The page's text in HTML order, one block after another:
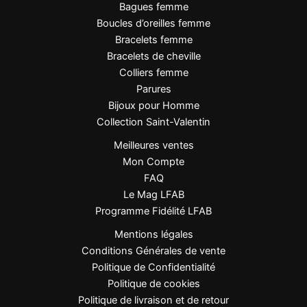
Nettoyer avec un chiffon doux
Éviter parfums, lotions et produits chimiques
Ranger à l’abri de l’humidité
L’acier inoxydable garantit une excellente tenue dans
le temps et une brillance durable.
Le collier résiste-t-il à l’eau ?
Oui, l’acier inoxydable doré est résistant à l’eau et ne
La chaîne est-elle incluse ?
Oui, le collier est complet avec sa chaîne de 45 cm.
Bagues femme
Boucles d’oreilles femme
Bracelets femme
Bracelets de cheville
Colliers femme
Parures
Bijoux pour Homme
Collection Saint-Valentin
Meilleures ventes
Mon Compte
FAQ
Le Mag LFAB
Programme Fidélité LFAB
Mentions légales
Conditions Générales de vente
Politique de Confidentialité
Politique de cookies
Politique de livraison et de retour